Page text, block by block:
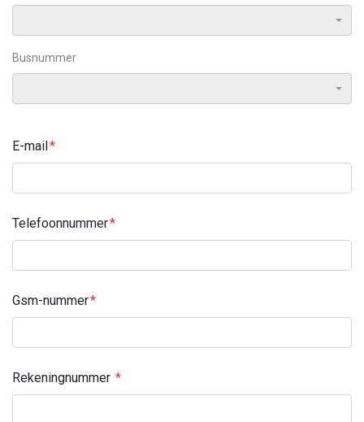
Busnummer
E-mail
Telefoonnummer
Gsm-nummer
Rekeningnummer